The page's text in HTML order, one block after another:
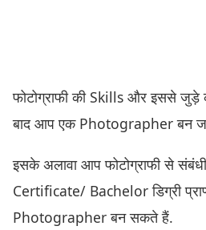
फोटोग्राफी की Skills और इससे जुड़े
बाद आप एक Photographer बन
इसके अलावा आप फोटोग्राफी से
Certificate/ Bachelor डिग्री
Photographer बन सकते हैं.